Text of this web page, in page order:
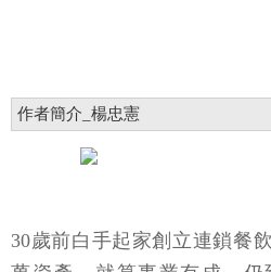
作者簡介_楊忠憲
30歲前白手起家創立連鎖餐